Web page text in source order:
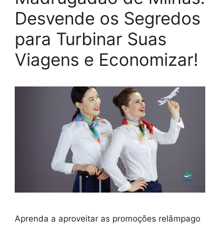
Desvende os Segredos
para Turbinar Suas
Viagens e Economizar!
Aprenda a aproveitar as promoções relâmpago